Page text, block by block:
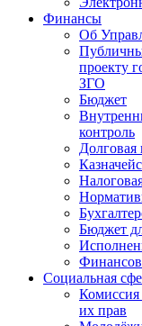
Финансы
Об
проекту
ЗГО
Бюджет
контроль
Долговая
Бюджет
Социальная
Комиссия
их прав